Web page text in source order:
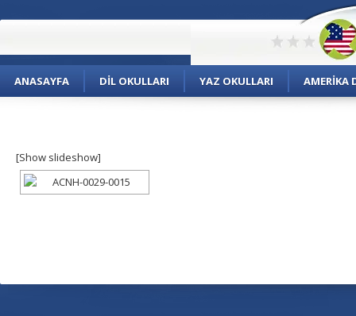
ANASAYFA DIL OKULLARI YAZ OKULLARI AMERIKA
[Show slideshow]